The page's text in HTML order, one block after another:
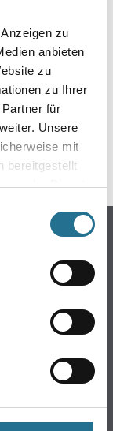
zu
anbieten
zu
zu Ihrer
für
Unsere
mit
bereitgestellt
der Dienste
Lösung und
beheben.
Online-Shop